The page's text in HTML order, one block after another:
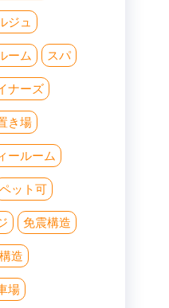
ジュ
ーム スパ
ナーズ
き場
ールーム
ペット可
免震構造
造
場